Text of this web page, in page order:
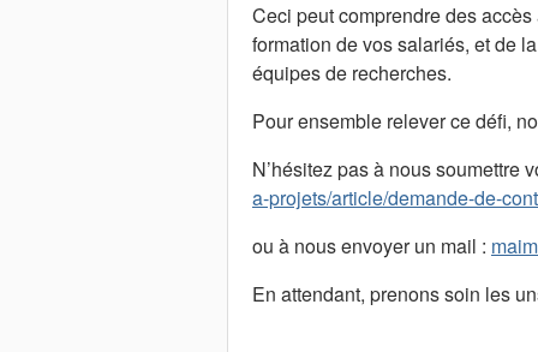
Ceci peut comprendre des
formation de vos salariés, et de
équipes de recherches.
Pour ensemble relever ce défi,
N’hésitez pas à nous soumettre
a-projets/article/demande-de-
ou à nous envoyer un mail :
En attendant, prenons soin les